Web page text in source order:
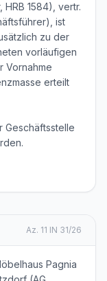
1584), vertr.
ist
zu der
vorläufigen
Vornahme
erteilt
Geschäftsstelle
Az. 11 IN 31/26
Pagnia